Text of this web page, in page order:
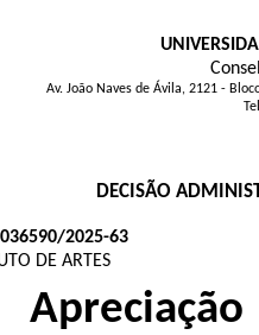
Av. João Naves de Ávila, 2121 -
DECISÃO
2025-63
DE ARTES